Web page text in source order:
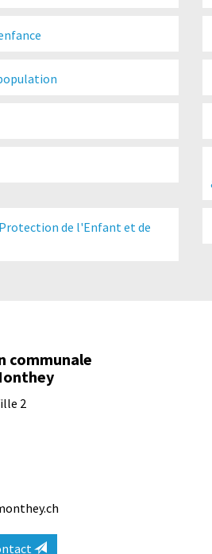
de l'Enfant et de
communale
2